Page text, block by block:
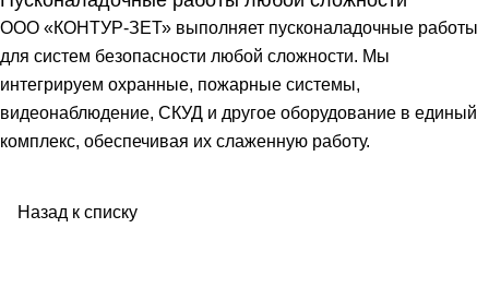
ООО «КОНТУР-ЗЕТ» выполняет пусконаладочные работы
для систем безопасности любой сложности. Мы
интегрируем охранные, пожарные системы,
видеонаблюдение, СКУД и другое оборудование в единый
комплекс, обеспечивая их слаженную работу.
Назад к списку